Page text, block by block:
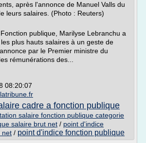
après l'annonce de Manuel Valls du
leurs salaires. (Photo : Reuters)
publique, Marilyse Lebranchu a
plus hauts salaires à un geste de
par le Premier ministre du
rémunérations des...
08:20:07
cadre a fonction publique
salaire fonction publique categorie
salaire brut net / point d'indice
net / point d'indice fonction publique